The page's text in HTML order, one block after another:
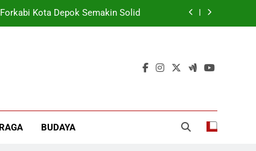
Kota Depok Semakin Solid
BUDAYA